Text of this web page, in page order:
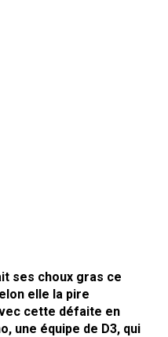
ses choux gras ce
elle la pire
cette défaite en
une équipe de D3, qui